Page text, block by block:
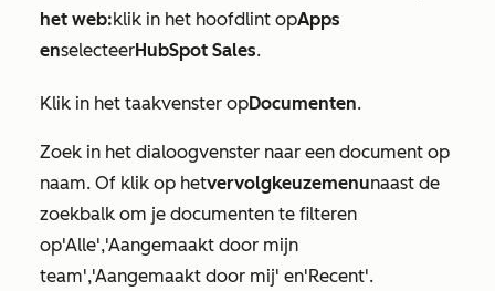
het web:klik in het hoofdlint opApps
enselecteerHubSpot Sales.
Klik in het taakvenster opDocumenten.
Zoek in het dialoogvenster naar een document op
naam. Of klik op hetvervolgkeuzemenunaast de
zoekbalk om je documenten te filteren
op'Alle','Aangemaakt door mijn
team','Aangemaakt door mij' en'Recent'.